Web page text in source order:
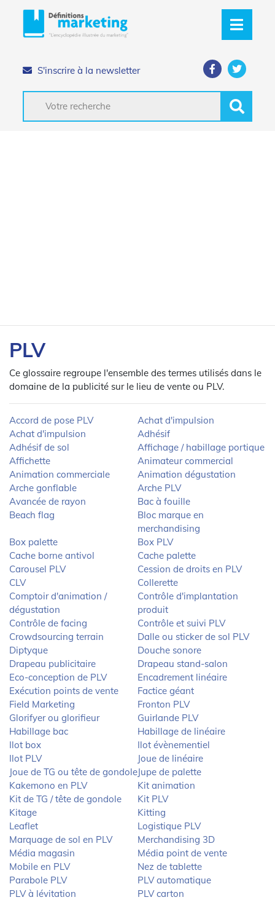
S'inscrire à la newsletter
PLV
Ce glossaire regroupe l'ensemble des termes utilisés dans le
domaine de la publicité sur le lieu de vente ou PLV.
Accord de pose PLV
Achat d'impulsion
Achat d'impulsion
Adhésif
Adhésif de sol
Affichage / habillage portique
Affichette
Animateur commercial
Animation commerciale
Animation dégustation
Arche gonflable
Arche PLV
Avancée de rayon
Bac à fouille
Beach flag
Bloc marque en
merchandising
Box palette
Box PLV
Cache borne antivol
Cache palette
Carousel PLV
Cession de droits en PLV
CLV
Collerette
Comptoir d'animation /
dégustation
Contrôle d'implantation
produit
Contrôle de facing
Contrôle et suivi PLV
Crowdsourcing terrain
Dalle ou sticker de sol PLV
Diptyque
Douche sonore
Drapeau publicitaire
Drapeau stand-salon
Eco-conception de PLV
Encadrement linéaire
Exécution points de vente
Factice géant
Field Marketing
Fronton PLV
Glorifyer ou glorifieur
Guirlande PLV
Habillage bac
Habillage de linéaire
Ilot box
Ilot évènementiel
Ilot PLV
Joue de linéaire
Joue de TG ou tête de gondoleJupe de palette
Kakemono en PLV
Kit animation
Kit de TG / tête de gondole
Kit PLV
Kitage
Kitting
Leaflet
Logistique PLV
Marquage de sol en PLV
Merchandising 3D
Média magasin
Média point de vente
Mobile en PLV
Nez de tablette
Parabole PLV
PLV automatique
PLV à lévitation
PLV carton